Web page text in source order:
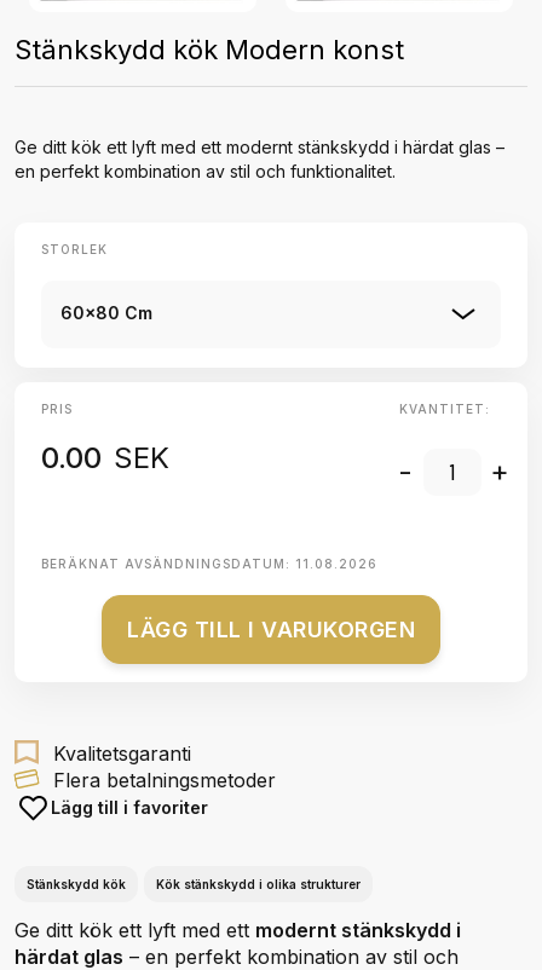
Stänkskydd kök Modern konst
Ge ditt kök ett lyft med ett modernt stänkskydd i härdat glas –
en perfekt kombination av stil och funktionalitet.
STORLEK
60x80 Cm
PRIS
0.00 SEK
KVANTITET:
- +
BERÄKNAT AVSÄNDNINGSDATUM: 11.08.2026
LÄGG TILL I VARUKORGEN
Kvalitetsgaranti
Flera betalningsmetoder
Lägg till i favoriter
Stänkskydd kök Kök stänkskydd i olika strukturer
Ge ditt kök ett lyft med ett modernt stänkskydd i
härdat glas – en perfekt kombination av stil och